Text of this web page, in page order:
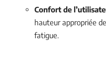
Confort de
hauteur appropriée
fatigue.